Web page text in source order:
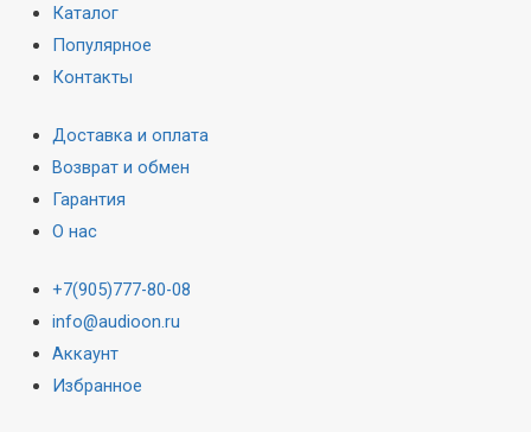
Каталог
Популярное
Контакты
Доставка и оплата
Возврат и обмен
Гарантия
О нас
+7(905)777-80-08
info@audioon.ru
Аккаунт
Избранное